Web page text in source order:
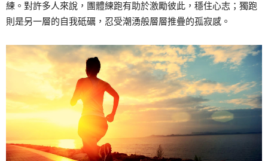
練。對許多人來說，團體練跑有助於激勵彼此，穩住心志；獨跑
則是另一層的自我砥礪，忍受潮湧般層層推疊的孤寂感。